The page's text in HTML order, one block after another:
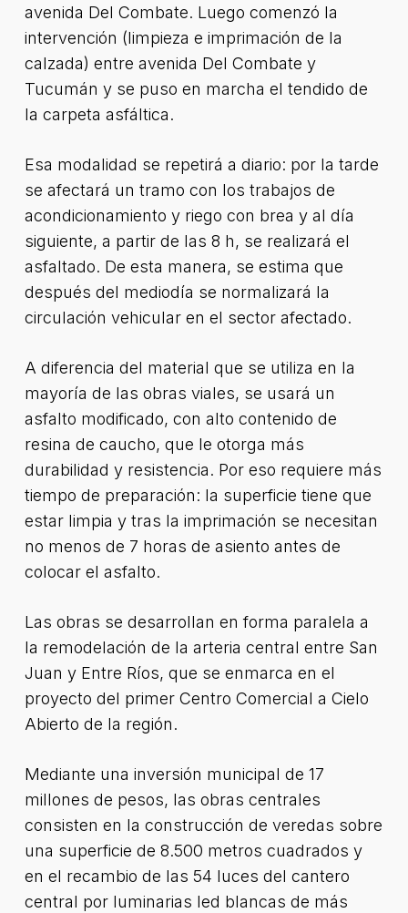
avenida Del Combate. Luego comenzó la
intervención (limpieza e imprimación de la
calzada) entre avenida Del Combate y
Tucumán y se puso en marcha el tendido de
la carpeta asfáltica.
Esa modalidad se repetirá a diario: por la tarde
se afectará un tramo con los trabajos de
acondicionamiento y riego con brea y al día
siguiente, a partir de las 8 h, se realizará el
asfaltado. De esta manera, se estima que
después del mediodía se normalizará la
circulación vehicular en el sector afectado.
A diferencia del material que se utiliza en la
mayoría de las obras viales, se usará un
asfalto modificado, con alto contenido de
resina de caucho, que le otorga más
durabilidad y resistencia. Por eso requiere más
tiempo de preparación: la superficie tiene que
estar limpia y tras la imprimación se necesitan
no menos de 7 horas de asiento antes de
colocar el asfalto.
Las obras se desarrollan en forma paralela a
la remodelación de la arteria central entre San
Juan y Entre Ríos, que se enmarca en el
proyecto del primer Centro Comercial a Cielo
Abierto de la región.
Mediante una inversión municipal de 17
millones de pesos, las obras centrales
consisten en la construcción de veredas sobre
una superficie de 8.500 metros cuadrados y
en el recambio de las 54 luces del cantero
central por luminarias led blancas de más